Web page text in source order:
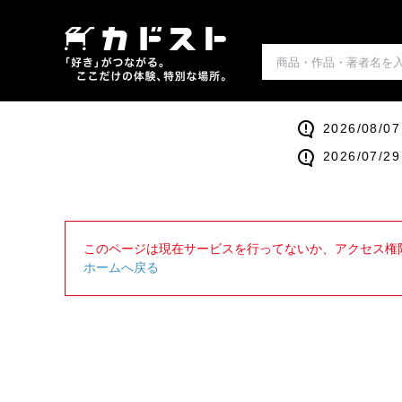
2026/08/07
2026/07/29
このページは現在サービスを行ってないか、アクセス
ホームへ戻る